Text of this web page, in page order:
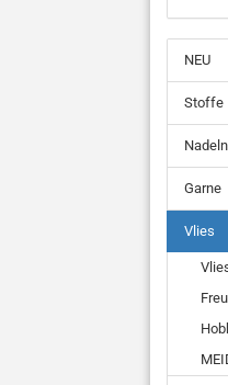
NEU
Stoffe
Nadeln
Garne
Vlies